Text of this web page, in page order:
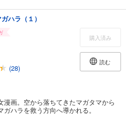
ハラ（１）
(28)
購入済み
読む
画。空から落ちてきたマガタマから
ハラを救う方向へ導かれる。